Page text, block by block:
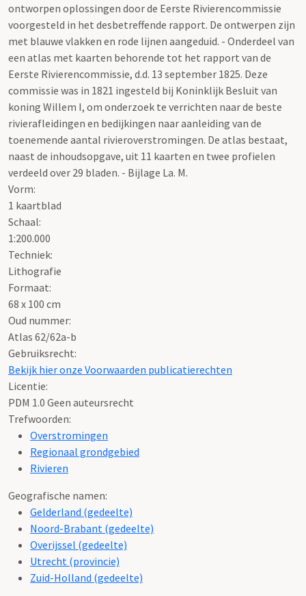
ontworpen oplossingen door de Eerste Rivierencommissie
voorgesteld in het desbetreffende rapport. De ontwerpen zijn
met blauwe vlakken en rode lijnen aangeduid. - Onderdeel van
een atlas met kaarten behorende tot het rapport van de
Eerste Rivierencommissie, d.d. 13 september 1825. Deze
commissie was in 1821 ingesteld bij Koninklijk Besluit van
koning Willem I, om onderzoek te verrichten naar de beste
rivierafleidingen en bedijkingen naar aanleiding van de
toenemende aantal rivieroverstromingen. De atlas bestaat,
naast de inhoudsopgave, uit 11 kaarten en twee profielen
verdeeld over 29 bladen. - Bijlage La. M.
Vorm:
1 kaartblad
Schaal:
1:200.000
Techniek:
Lithografie
Formaat:
68 x 100 cm
Oud nummer:
Atlas 62/62a-b
Gebruiksrecht:
Bekijk hier onze Voorwaarden publicatierechten
Licentie:
PDM 1.0 Geen auteursrecht
Trefwoorden:
Overstromingen
Regionaal grondgebied
Rivieren
Geografische namen:
Gelderland (gedeelte)
Noord-Brabant (gedeelte)
Overijssel (gedeelte)
Utrecht (provincie)
Zuid-Holland (gedeelte)